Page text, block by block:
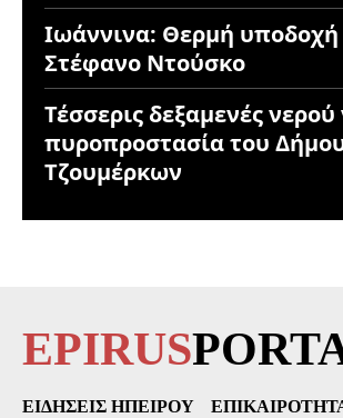
Ιωάννινα: Θερμή υποδοχή
Στέφανο Ντούσκο
Τέσσερις δεξαμενές νερού
πυροπροστασία του
Τζουμέρκων
EPIRUS
ΕΙΔΉΣΕΙΣ ΗΠΕΊΡΟΥ